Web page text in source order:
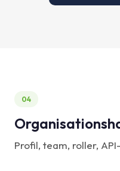
04
Profil, team, roller,